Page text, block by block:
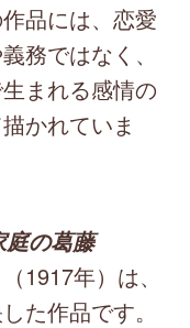
品には、恋愛
務ではなく、
まれる感情の
かれていま
の葛藤
1917年）は、
た作品です。